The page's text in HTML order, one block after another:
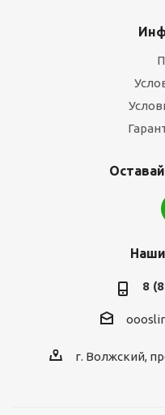
8
г. Волжский,